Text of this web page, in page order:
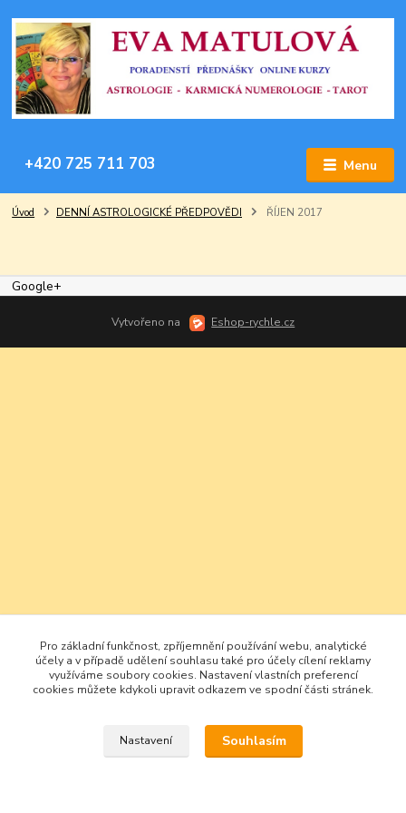
Menu
+420 725 711 703
Úvod DENNÍ ASTROLOGICKÉ PŘEDPOVĚDI ŘÍJEN 2017
Google+
Vytvořeno na Eshop-rychle.cz
Pro základní funkčnost, zpříjemnění používání webu, analytické
účely a v případě udělení souhlasu také pro účely cílení reklamy
využíváme soubory cookies. Nastavení vlastních preferencí
cookies můžete kdykoli upravit odkazem ve spodní části stránek.
Nastavení Souhlasím